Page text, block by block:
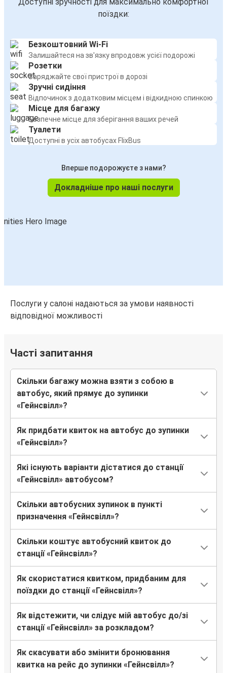
поїздки:
Безкоштовний Wi-Fi
Залишайтеся на зв'язку впродовж усієї подорожі
Розетки
Заряджайте свої пристрої в дорозі
Зручні сидіння
Відпочинок з додатковим місцем і відкидною спинкою
Місце для багажу
Безпечне місце для зберігання ваших речей
Туалети
Доступні в усіх автобусах FlixBus
Вперше подорожуєте з нами?
Докладніше про наші послуги
Послуги у салоні надаються за умови наявності
відповідної можливості
Часті запитання
Скільки багажу можна взяти з собою в
автобус, який прямує до зупинки
«Гейнсвілл»?
Як придбати квиток на автобус до зупинки
«Гейнсвілл»?
Які існують варіанти дістатися до станції
«Гейнсвілл» автобусом?
Скільки автобусних зупинок в пункті
призначення «Гейнсвілл»?
Скільки коштує автобусний квиток до
станції «Гейнсвілл»?
Як скористатися квитком, придбаним для
поїздки до станції «Гейнсвілл»?
Як відстежити, чи слідує мій автобус до/зі
станції «Гейнсвілл» за розкладом?
Як скасувати або змінити бронювання
квитка на рейс до зупинки «Гейнсвілл»?